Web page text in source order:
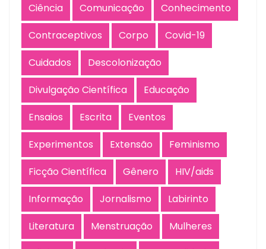
Ciência
Comunicação
Conhecimento
Contraceptivos
Corpo
Covid-19
Cuidados
Descolonização
Divulgação Científica
Educação
Ensaios
Escrita
Eventos
Experimentos
Extensão
Feminismo
Ficção Científica
Gênero
HIV/aids
Informação
Jornalismo
Labirinto
Literatura
Menstruação
Mulheres